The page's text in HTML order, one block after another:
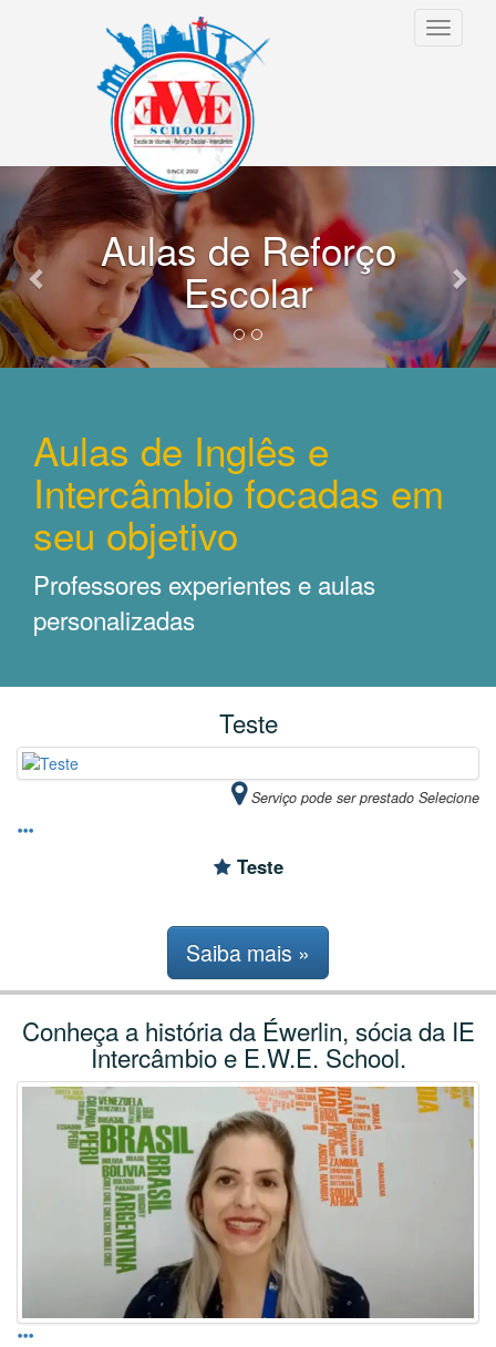
Toggle
Aulas de Reforço
Escolar
Anterior
Aulas de Inglês e
Intercâmbio focadas em
seu objetivo
Professores experientes e aulas
personalizadas
Teste
Serviço pode ser prestado Selecione
Teste
Saiba mais »
Conheça a história da Éwerlin, sócia da IE
Intercâmbio e E.W.E. School.